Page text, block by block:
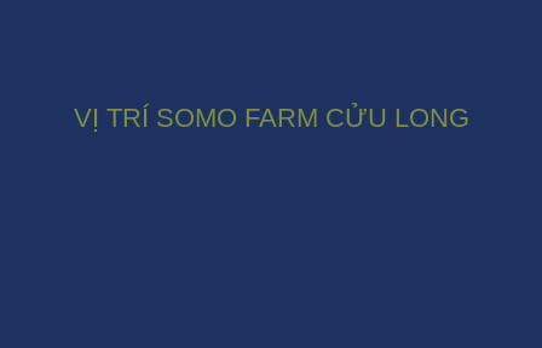
VỊ TRÍ SOMO FARM CỬU LONG